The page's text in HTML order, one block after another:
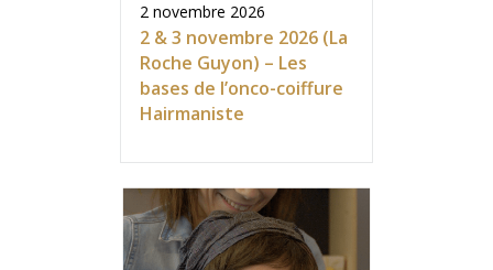
2 novembre 2026
2 & 3 novembre 2026 (La
Roche Guyon) – Les
bases de l’onco-coiffure
Hairmaniste